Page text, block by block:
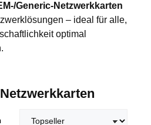
Generic-Netzwerkkarten
– ideal für alle,
optimal